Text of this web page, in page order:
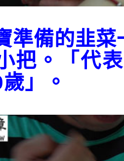
準備的韭菜
把。「代
」。